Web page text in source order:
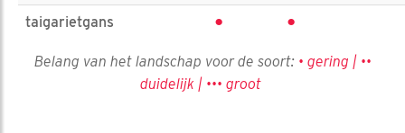
taigarietgans • •
Belang van het landschap voor de soort: • gering | ••
duidelijk | ••• groot